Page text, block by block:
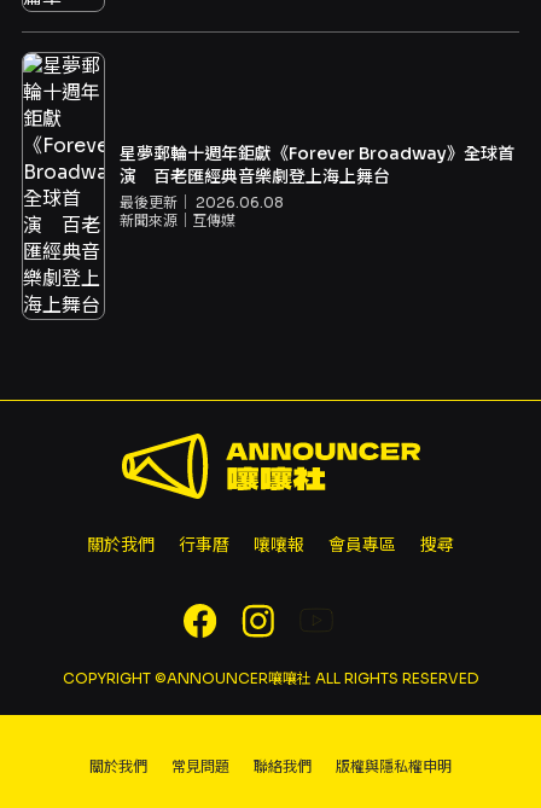
星夢郵輪十週年鉅獻《Forever Broadway》全球首
演 百老匯經典音樂劇登上海上舞台
最後更新｜ 2026.06.08
新聞來源｜ 互傳媒
關於我們 行事曆 嚷嚷報 會員專區 搜尋
COPYRIGHT ©ANNOUNCER嚷嚷社 ALL RIGHTS RESERVED
關於我們 常見問題 聯絡我們 版權與隱私權申明